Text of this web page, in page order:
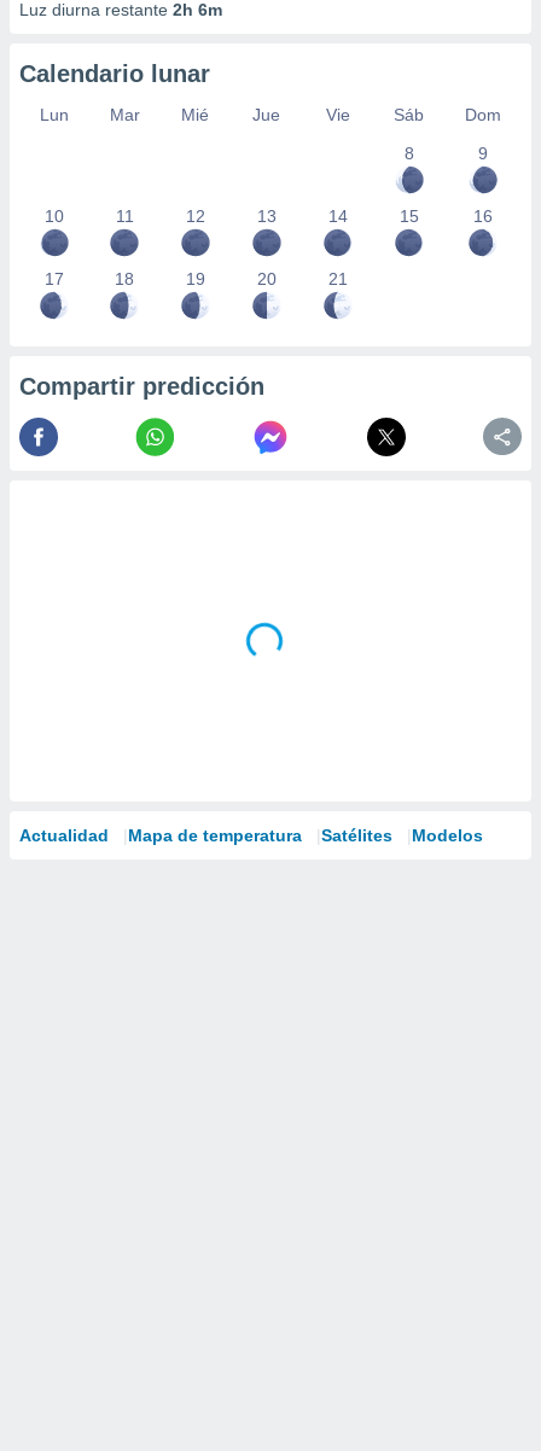
Luz diurna restante 2h 6m
Calendario lunar
Lun Mar Mié Jue Vie Sáb
Dom
8
9
10 11 12 13 14 15 16
17 18 19 20 21
Compartir predicción
Actualidad Mapa de temperatura Satélites Modelos